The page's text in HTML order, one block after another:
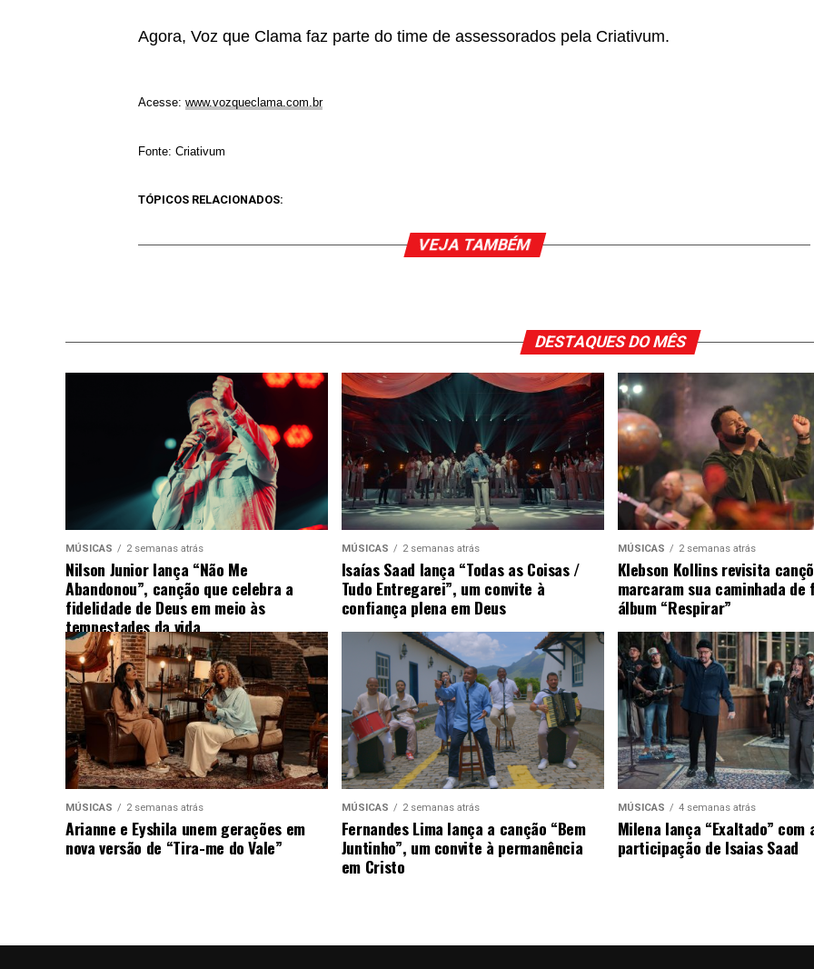
Agora, Voz que Clama faz parte do time de assessorados pela Criativum.
Acesse: www.vozqueclama.com.br
Fonte: Criativum
TÓPICOS RELACIONADOS:
VEJA TAMBÉM
DESTAQUES DO MÊS
MÚSICAS 2 semanas atrás
Nilson Junior lança “Não Me
Abandonou”, canção que celebra a
fidelidade de Deus em meio às
tempestades da vida
MÚSICAS 2 semanas atrás
Isaías Saad lança “Todas as Coisas /
Tudo Entregarei”, um convite à
confiança plena em Deus
MÚSICAS 2 semanas atrás
Klebson Kollins revisita
marcaram sua caminhada de
álbum “Respirar”
MÚSICAS 2 semanas atrás
Arianne e Eyshila unem gerações em
nova versão de “Tira-me do Vale”
MÚSICAS 2 semanas atrás
Fernandes Lima lança a canção “Bem
Juntinho”, um convite à permanência
em Cristo
MÚSICAS 4 semanas atrás
Milena lança “Exaltado” com
participação de Isaias Saad